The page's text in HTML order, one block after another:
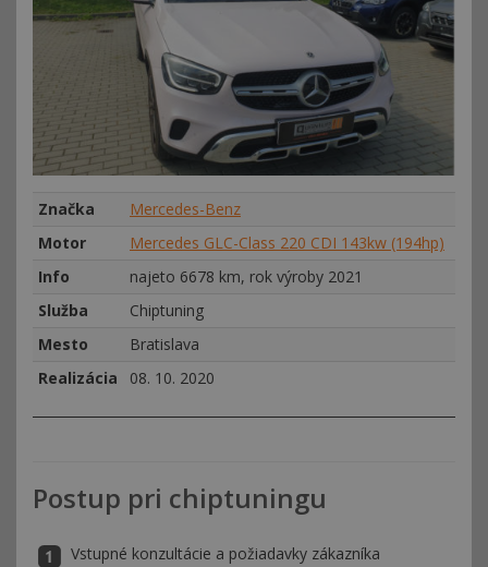
Značka
Mercedes-Benz
Motor
Mercedes GLC-Class 220 CDI 143kw (194hp)
Info
najeto 6678 km, rok výroby 2021
Služba
Chiptuning
Mesto
Bratislava
Realizácia
08. 10. 2020
Postup pri chiptuningu
Vstupné konzultácie a požiadavky zákazníka